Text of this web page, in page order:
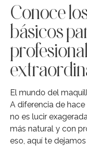
Conoce
básicos
El mundo del
A diferencia de
no es lucir
más natural y con
eso, aquí te